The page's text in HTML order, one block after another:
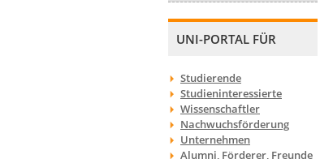
UNI-PORTAL FÜR
Studierende
Studieninteressierte
Wissenschaftler
Nachwuchsförderung
Unternehmen
Alumni, Förderer, Freunde